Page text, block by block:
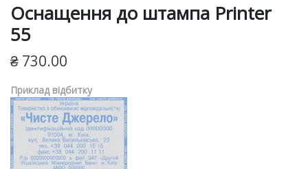
Оснащення до штампа Printer
55
₴ 730.00
Приклад відбитку